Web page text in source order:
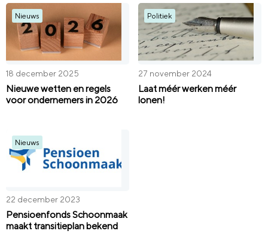
Nieuws
18 december 2025
Nieuwe wetten en regels
voor ondernemers in 2026
Politiek
27 november 2024
Laat méér werken méér
lonen!
Nieuws
22 december 2023
Pensioenfonds Schoonmaak
maakt transitieplan bekend